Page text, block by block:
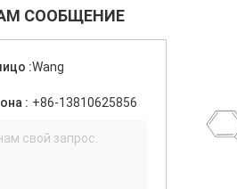
СООБЩЕНИЕ
:Wang
: +86-13810625856